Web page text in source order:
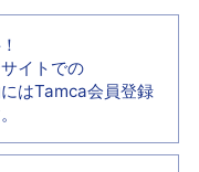
イトでの
はTamca会員登録